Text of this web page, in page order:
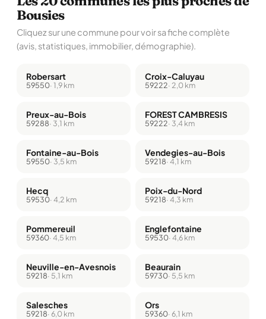
Bousies
Cliquez sur une commune pour voir sa fiche complète
(avis, statistiques, immobilier, démographie).
Robersart
59550· 1,9 km
Croix-Caluyau
59222· 2,0 km
Preux-au-Bois
59288· 3,1 km
FOREST CAMBRESIS
59222· 3,4 km
Fontaine-au-Bois
59550· 3,5 km
Vendegies-au-Bois
59218· 4,1 km
Hecq
59530· 4,2 km
Poix-du-Nord
59218· 4,3 km
Pommereuil
59360· 4,5 km
Englefontaine
59530· 4,6 km
Neuville-en-Avesnois
59218· 5,1 km
Beaurain
59730· 5,5 km
Salesches
59218· 6,0 km
Ors
59360· 6,1 km